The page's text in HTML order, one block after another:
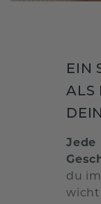
EIN
ALS
Jede
du